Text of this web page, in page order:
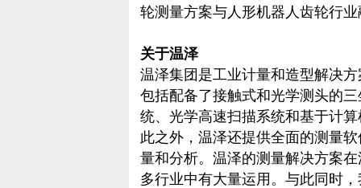
轮测量方案与人形机器人齿轮行
关于温泽
温泽集团是工业计量和造型解决
包括配备了接触式和光学测头的
统、光学高速扫描系统和基于计
此之外，温泽还提供全面的测量
量和分析。温泽的测量解决方案
多行业中有大量运用。与此同时